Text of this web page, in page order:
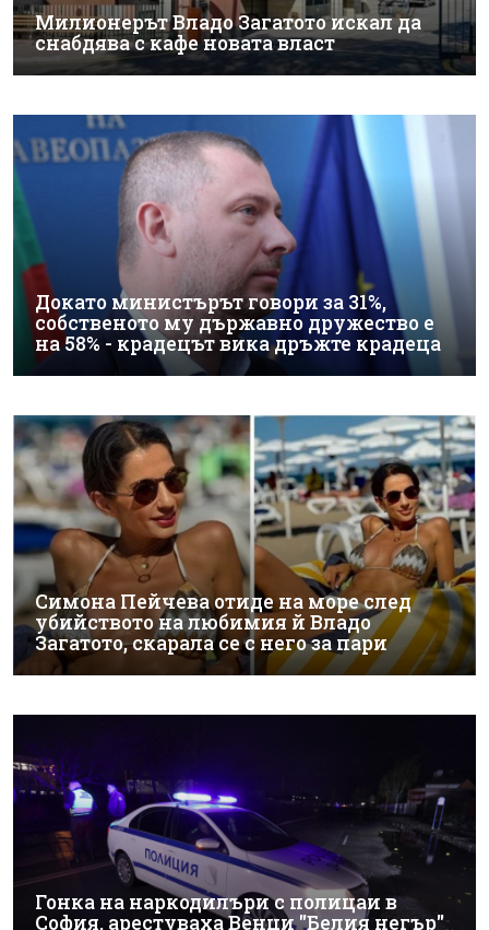
Милионерът Владо Загатото искал да
снабдява с кафе новата власт
Докато министърът говори за 31%,
собственото му държавно дружество е
на 58% - крадецът вика дръжте крадеца
Симона Пейчева отиде на море след
убийството на любимия й Владо
Загатото, скарала се с него за пари
Гонка на наркодилъри с полицаи в
София, арестуваха Венци "Белия негър"